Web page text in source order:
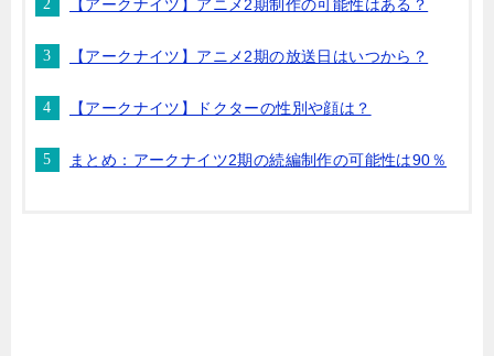
【アークナイツ】アニメ2期制作の可能性はある？
【アークナイツ】アニメ2期の放送日はいつから？
【アークナイツ】ドクターの性別や顔は？
まとめ：アークナイツ2期の続編制作の可能性は90％